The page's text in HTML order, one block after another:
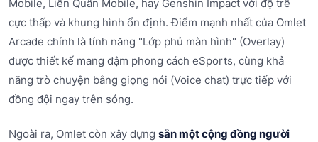
Mobile, Liên Quân Mobile, hay Genshin Impact với độ trễ
cực thấp và khung hình ổn định. Điểm mạnh nhất của Omlet
Arcade chính là tính năng "Lớp phủ màn hình" (Overlay)
được thiết kế mang đậm phong cách eSports, cùng khả
năng trò chuyện bằng giọng nói (Voice chat) trực tiếp với
đồng đội ngay trên sóng.
Ngoài ra, Omlet còn xây dựng sẵn một cộng đồng người